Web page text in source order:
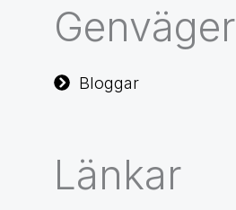
Genväger
Bloggar
Länkar